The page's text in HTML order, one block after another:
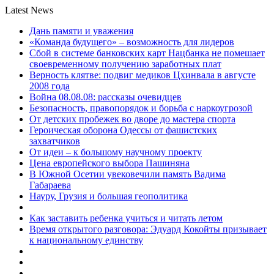
Latest News
Дань памяти и уважения
«Команда будущего» – возможность для лидеров
Сбой в системе банковских карт Нацбанка не помешает
своевременному получению заработных плат
Верность клятве: подвиг медиков Цхинвала в августе
2008 года
Война 08.08.08: рассказы очевидцев
Безопасность, правопорядок и борьба с наркоугрозой
От детских пробежек во дворе до мастера спорта
Героическая оборона Одессы от фашистских
захватчиков
От идеи – к большому научному проекту
Цена европейского выбора Пашиняна
В Южной Осетии увековечили память Вадима
Габараева
Науру, Грузия и большая геополитика
Как заставить ребенка учиться и читать летом
Время открытого разговора: Эдуард Кокойты призывает
к национальному единству